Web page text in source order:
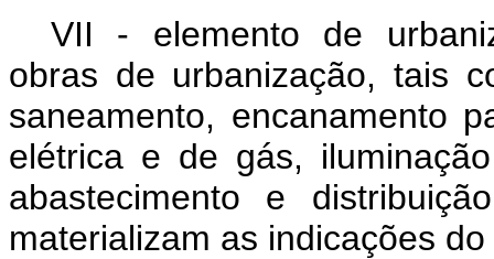
VII - elemento de
obras de urbanização, tais
saneamento, encanamento
elétrica e de gás,
abastecimento e
materializam as indicações